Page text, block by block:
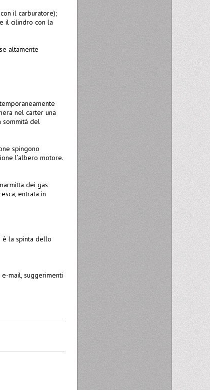
il carburatore);
il cilindro con la
altamente
nel carter una
sommità del
spingono
l’albero motore.
dei gas
entrata in
è la spinta dello
mail, suggerimenti